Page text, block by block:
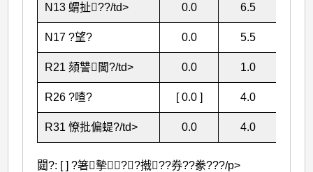
N13 蝟扯??/td> 0.0 6.5
N17 ?望? 0.0 5.5
R21 頦讐閫?/td> 0.0 1.0
R26 ?喳? [ 0.0 ] 4.0
R31 憭批偏蝭?/td> 0.0 4.0
閮?: [ ] ?箸摰??撠??券??豢???/p>